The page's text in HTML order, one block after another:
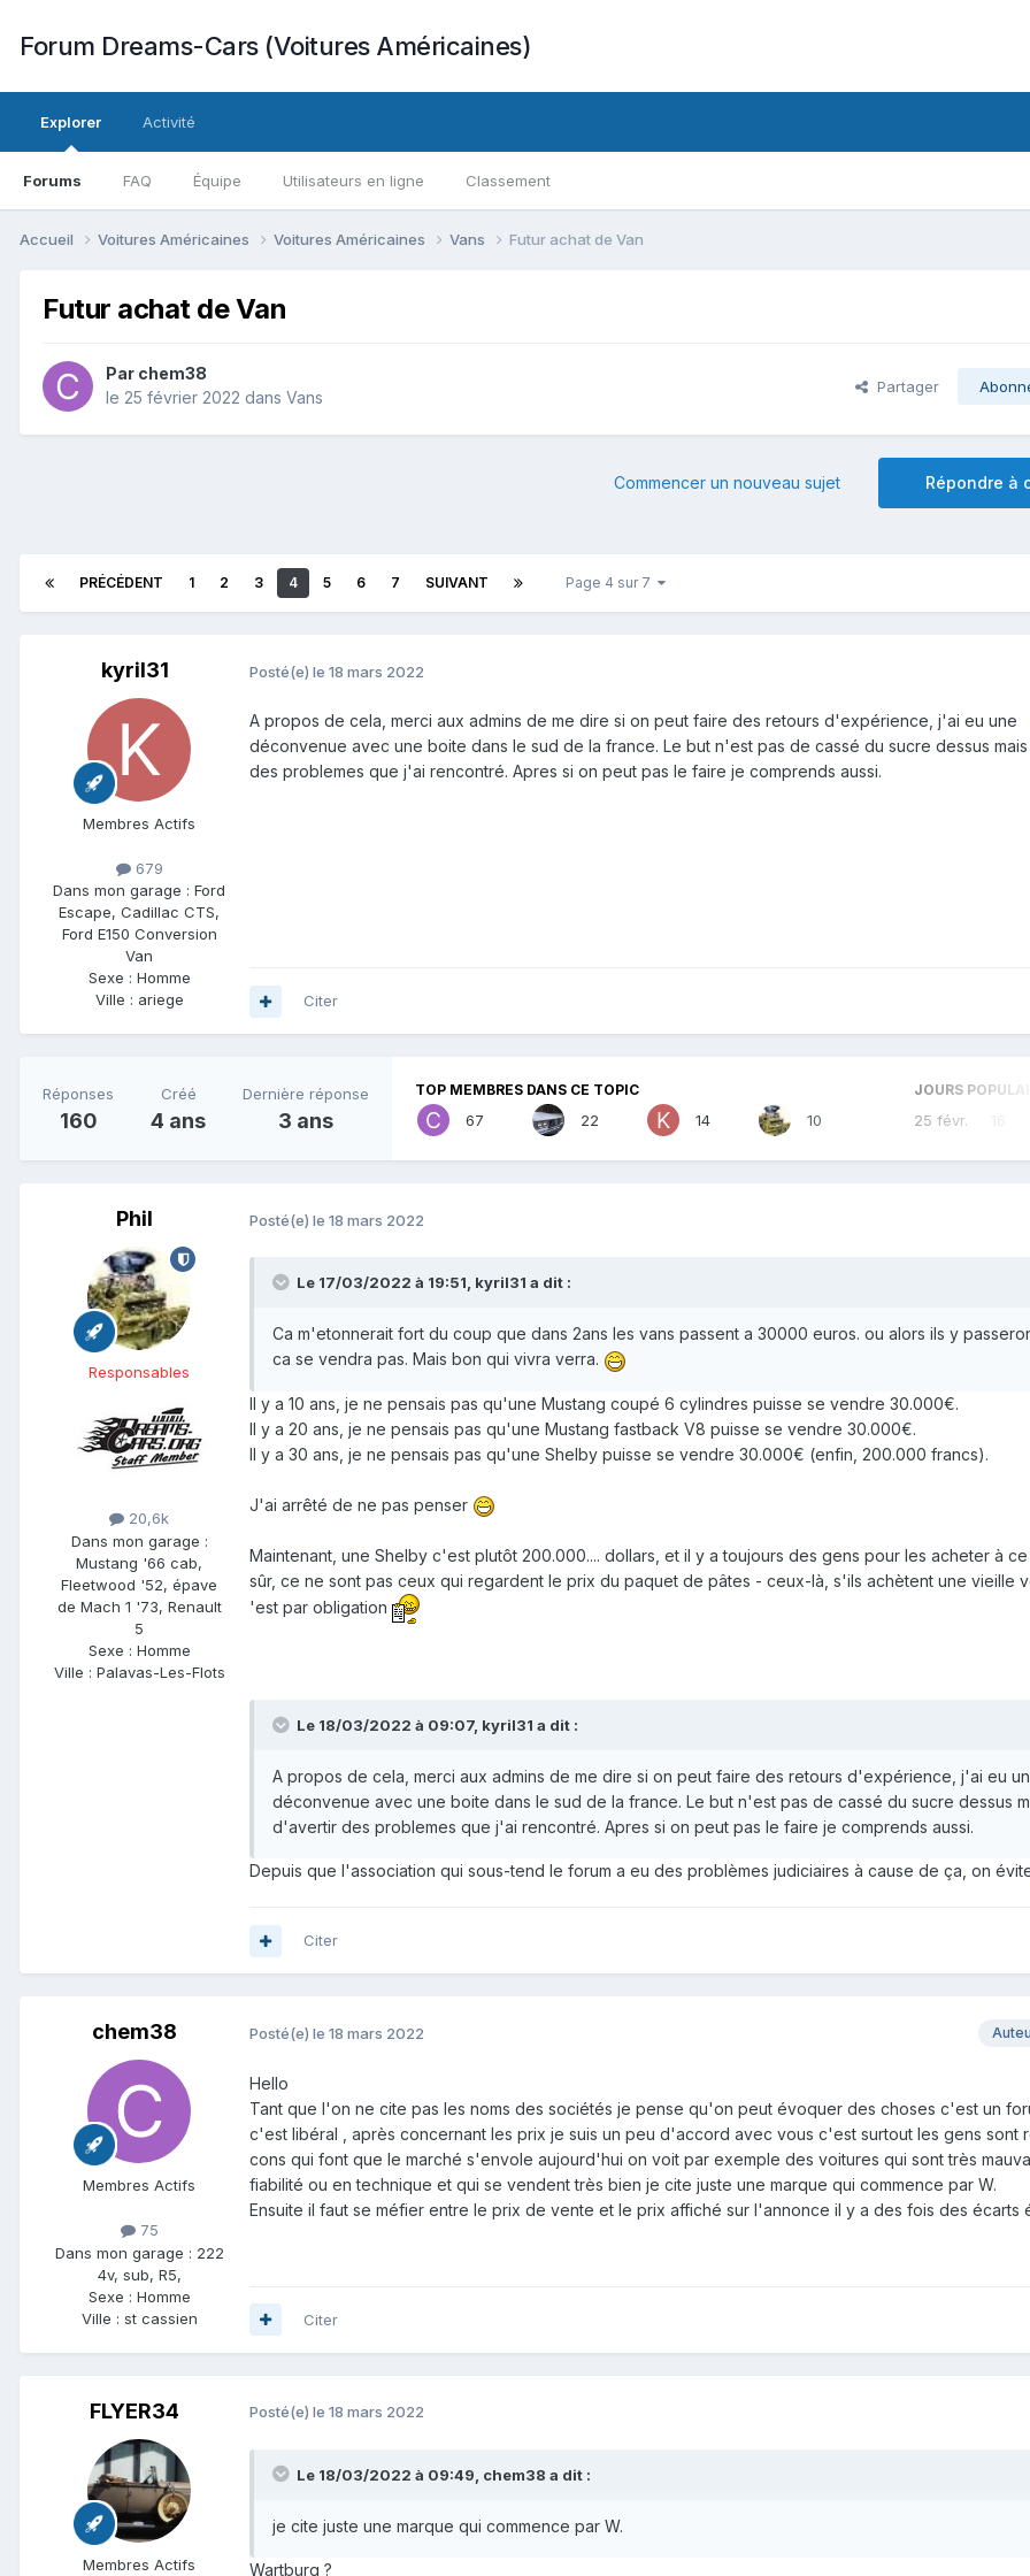
Forum Dreams-Cars (Voitures Américaines)
Explorer
Forums FAQ Équipe Utilisateurs en ligne Classement
Activité
Accueil Voitures Américaines Voitures Américaines Vans Futur achat de Van
Futur achat de Van
Par chem38
le 25 février 2022 dans Vans
Partager
Répondre à
Commencer un nouveau sujet
PRÉCÉDENT 1 2 3 4 5 6 7 SUIVANT Page 4 sur 7
kyril31
Membres Actifs
679
Dans mon garage : Ford
Escape, Cadillac CTS,
Ford E150 Conversion
Van
Sexe : Homme
Ville : ariege
Posté(e) le 18 mars 2022
A propos de cela, merci aux admins de me dire si on peut faire des retours d'expérience, j'ai eu une
déconvenue avec une boite dans le sud de la france. Le but n'est pas de cassé du sucre dessus
des problemes que j'ai rencontré. Apres si on peut pas le faire je comprends aussi.
Citer
Réponses
160
Créé
4 ans
Dernière réponse
3 ans
TOP MEMBRES DANS CE TOPIC
67 22 14 10
JOURS
25 févr.
Phil
Responsables
20,6k
Dans mon garage :
Mustang '66 cab,
Fleetwood '52, épave
de Mach 1 '73, Renault
5
Sexe : Homme
Ville : Palavas-Les-Flots
Posté(e) le 18 mars 2022
Le 17/03/2022 à 19:51, kyril31 a dit :
Ca m'etonnerait fort du coup que dans 2ans les vans passent a 30000 euros. ou alors ils y
ca se vendra pas. Mais bon qui vivra verra.
Il y a 10 ans, je ne pensais pas qu'une Mustang coupé 6 cylindres puisse se vendre 30.000€.
Il y a 20 ans, je ne pensais pas qu'une Mustang fastback V8 puisse se vendre 30.000€.
Il y a 30 ans, je ne pensais pas qu'une Shelby puisse se vendre 30.000€ (enfin, 200.000 francs).
J'ai arrêté de ne pas penser
Maintenant, une Shelby c'est plutôt 200.000.... dollars, et il y a toujours des gens pour les acheter à ce
sûr, ce ne sont pas ceux qui regardent le prix du paquet de pâtes - ceux-là, s'ils achètent une vieille
'est par obligation
Le 18/03/2022 à 09:07, kyril31 a dit :
A propos de cela, merci aux admins de me dire si on peut faire des retours d'expérience, j'ai eu
déconvenue avec une boite dans le sud de la france. Le but n'est pas de cassé du sucre dessus
d'avertir des problemes que j'ai rencontré. Apres si on peut pas le faire je comprends aussi.
Depuis que l'association qui sous-tend le forum a eu des problèmes judiciaires à cause de ça, on
Citer
chem38
Membres Actifs
75
Dans mon garage : 222
4v, sub, R5,
Sexe : Homme
Ville : st cassien
Posté(e) le 18 mars 2022
Hello
Tant que l'on ne cite pas les noms des sociétés je pense qu'on peut évoquer des choses c'est un
c'est libéral , après concernant les prix je suis un peu d'accord avec vous c'est surtout les gens sont
cons qui font que le marché s'envole aujourd'hui on voit par exemple des voitures qui sont très
fiabilité ou en technique et qui se vendent très bien je cite juste une marque qui commence par W.
Ensuite il faut se méfier entre le prix de vente et le prix affiché sur l'annonce il y a des fois des écarts
Citer
FLYER34
Membres Actifs
Posté(e) le 18 mars 2022
Le 18/03/2022 à 09:49, chem38 a dit :
je cite juste une marque qui commence par W.
Wartburg ?